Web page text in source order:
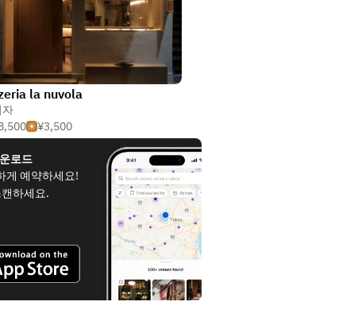
la nuvola
자
¥3,500
로드
게 예약하세요!
하세요.